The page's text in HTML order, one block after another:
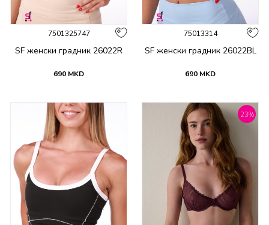
7501325747
SF женски градник 26022R
690 MKD
75013314
SF женски градник 26022BL
690 MKD
23%